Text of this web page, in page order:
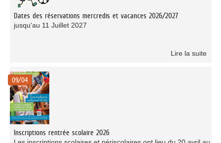
Dates des réservations mercredis et vacances 2026/2027
jusqu'au 11 Juillet 2027
Lire la suite
09/04
Inscriptions rentrée scolaire 2026